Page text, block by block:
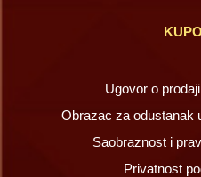
Ugovor o
Obrazac za odustanak
Saobraznost i
Privatnost